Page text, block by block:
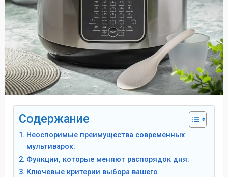
Содержание
Неоспоримые преимущества современных
мультиварок:
Функции, которые меняют распорядок дня:
Ключевые критерии выбора вашего